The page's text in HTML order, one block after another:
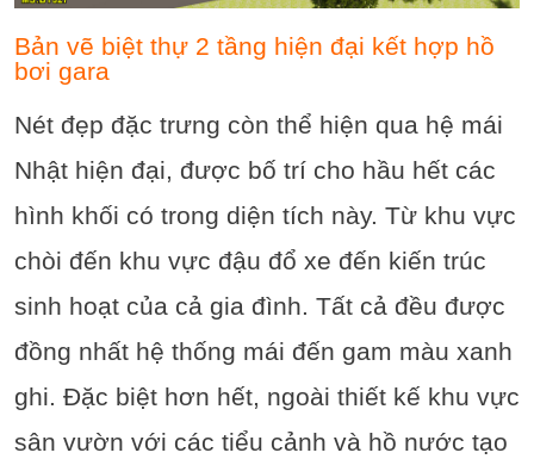
Bản vẽ biệt thự 2 tầng hiện đại kết hợp hồ
bơi gara
Nét đẹp đặc trưng còn thể hiện qua hệ mái
Nhật hiện đại, được bố trí cho hầu hết các
hình khối có trong diện tích này. Từ khu vực
chòi đến khu vực đậu đổ xe đến kiến trúc
sinh hoạt của cả gia đình. Tất cả đều được
đồng nhất hệ thống mái đến gam màu xanh
ghi. Đặc biệt hơn hết, ngoài thiết kế khu vực
sân vườn với các tiểu cảnh và hồ nước tạo